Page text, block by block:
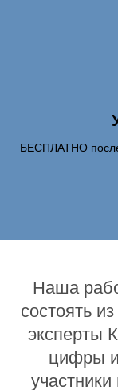
БЕСПЛАТНО после
Наша
состоять
эксперты
цифры и